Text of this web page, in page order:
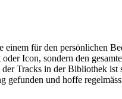
einem für den persönlichen
Icon, sondern den
Tracks in der Bibliothek
und hoffe